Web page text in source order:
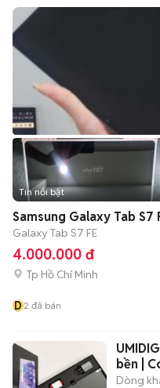
Tin nổi bật
Samsung Galaxy Tab S7
Galaxy Tab S7 FE
4.000.000 đ
Tp Hồ Chí Minh
D2 đã bán
bền |
Dòng